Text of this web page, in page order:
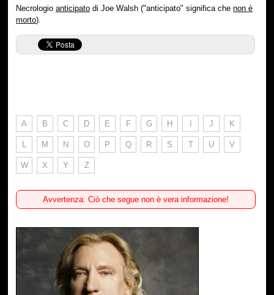
Necrologioanticipato di Joe Walsh ("anticipato" significa chenon è
morto).
A B C D E F G H I J K
L M N O P Q R S T U V
W X Y Z
Avvertenza: Ciò che segue non è vera informazione!